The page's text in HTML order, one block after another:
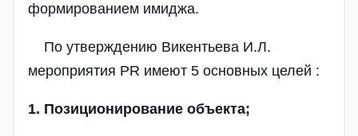
формированием имиджа.
По утверждению Викентьева И.Л.
мероприятия PR имеют 5 основных целей :
1. Позиционирование объекта;